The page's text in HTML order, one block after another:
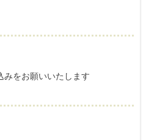
みをお願いいたします